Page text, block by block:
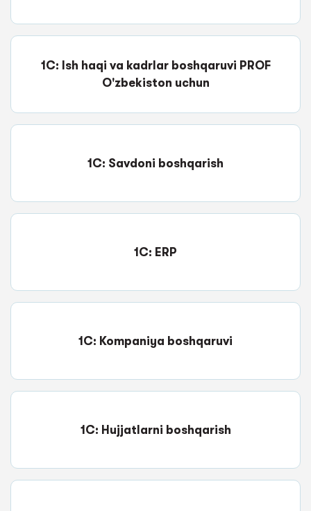
1C: Ish haqi va kadrlar boshqaruvi PROF
O'zbekiston uchun
1C: Savdoni boshqarish
1C: ERP
1C: Kompaniya boshqaruvi
1C: Hujjatlarni boshqarish